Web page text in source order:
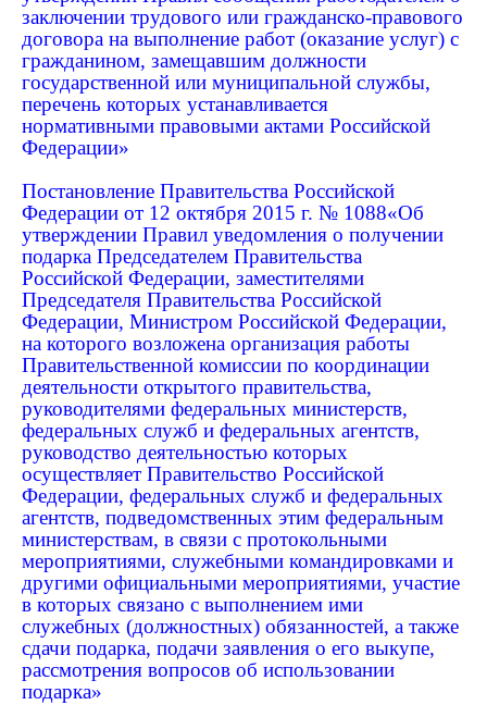
заключении трудового или гражданско-правового
договора на выполнение работ (оказание услуг) с
гражданином, замещавшим должности
государственной или муниципальной службы,
перечень которых устанавливается
нормативными правовыми актами Российской
Федерации»
Постановление Правительства Российской
Федерации от 12 октября 2015 г. № 1088«Об
утверждении Правил уведомления о получении
подарка Председателем Правительства
Российской Федерации, заместителями
Председателя Правительства Российской
Федерации, Министром Российской Федерации,
на которого возложена организация работы
Правительственной комиссии по координации
деятельности открытого правительства,
руководителями федеральных министерств,
федеральных служб и федеральных агентств,
руководство деятельностью которых
осуществляет Правительство Российской
Федерации, федеральных служб и федеральных
агентств, подведомственных этим федеральным
министерствам, в связи с протокольными
мероприятиями, служебными командировками и
другими официальными мероприятиями, участие
в которых связано с выполнением ими
служебных (должностных) обязанностей, а также
сдачи подарка, подачи заявления о его выкупе,
рассмотрения вопросов об использовании
подарка»